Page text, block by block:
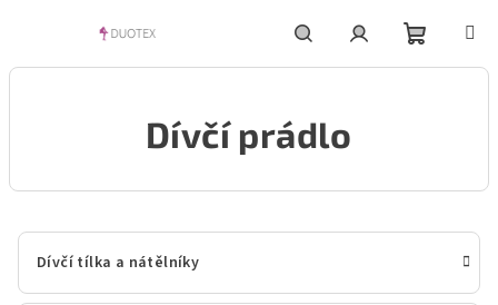
HledatPřihlášeníNákupní
Dívčí prádlo
Dívčí tílka a nátělníky